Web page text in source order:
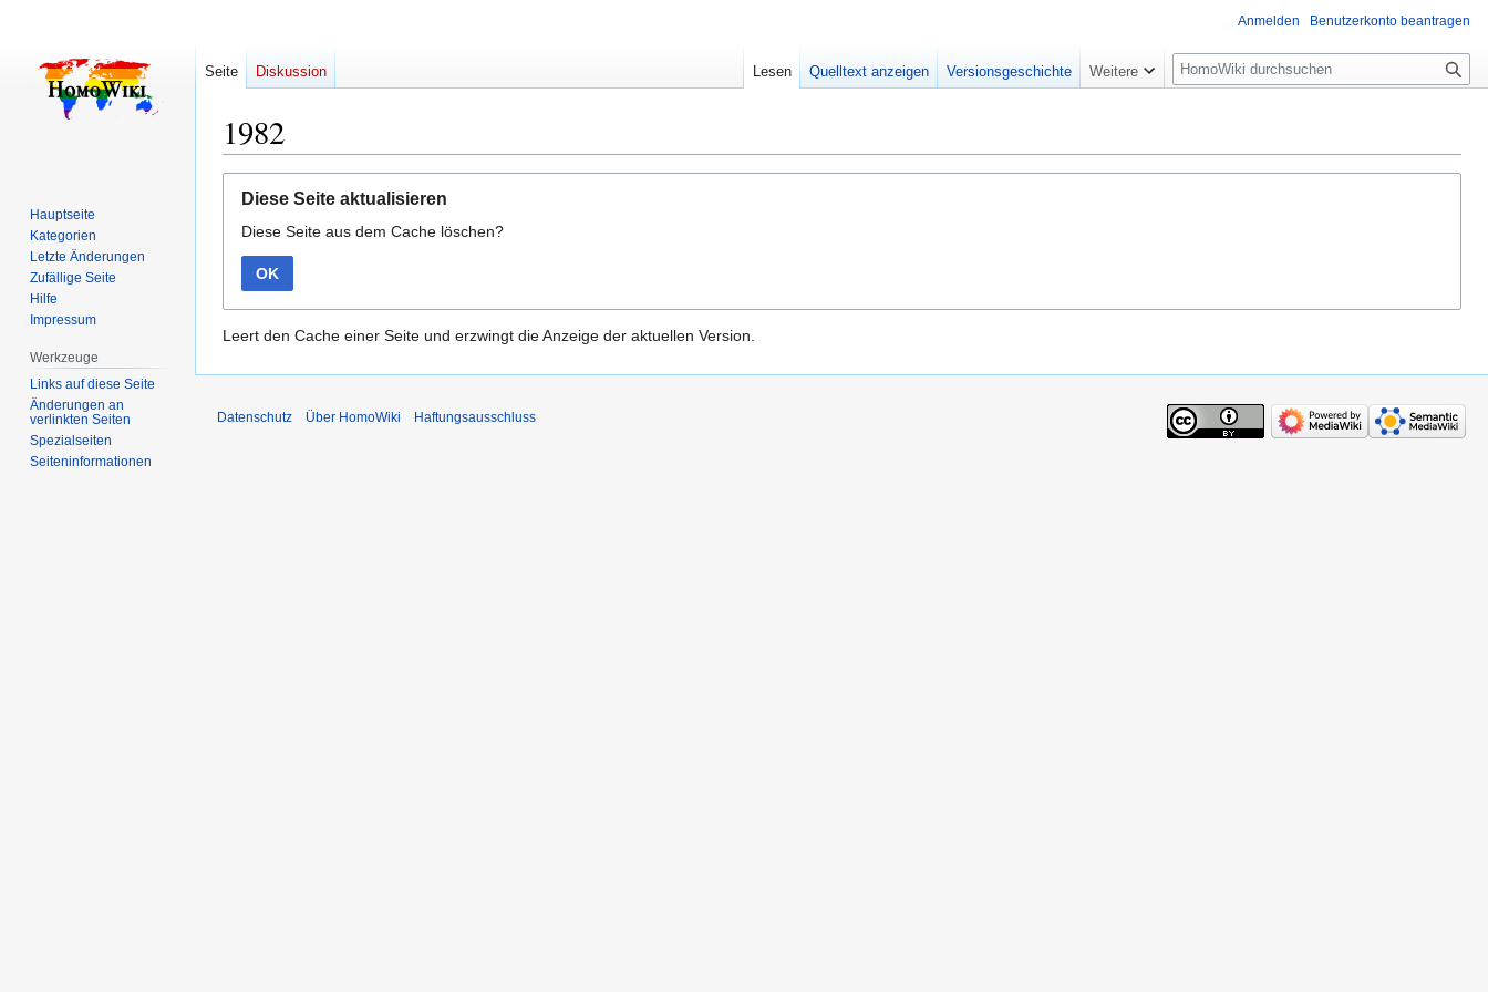
1982
Navigation
springen
Suche
springen
Diese Seite aktualisieren
Diese Seite aus dem Cache löschen?
OK
Leert den Cache einer Seite und erzwingt die Anzeige der aktuellen Version.
Anmelden Benutzerkonto beantragen
Seite Diskussion Lesen Quelltext anzeigen Versionsgeschichte Weitere
Suche
Hauptseite
Kategorien
Letzte Änderungen
Zufällige Seite
Hilfe
Impressum
Werkzeuge
Links auf diese Seite
Änderungen an
verlinkten Seiten
Spezialseiten
Seiten­­informationen
Datenschutz Über HomoWiki Haftungsausschluss